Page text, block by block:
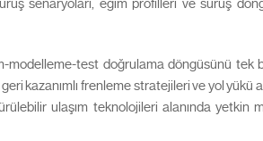
senaryoları, eğim profilleri ve sürüş
test doğrulama döngüsünü
kazanımlı frenleme stratejileri ve yol
ulaşım teknolojileri alanında yetkin